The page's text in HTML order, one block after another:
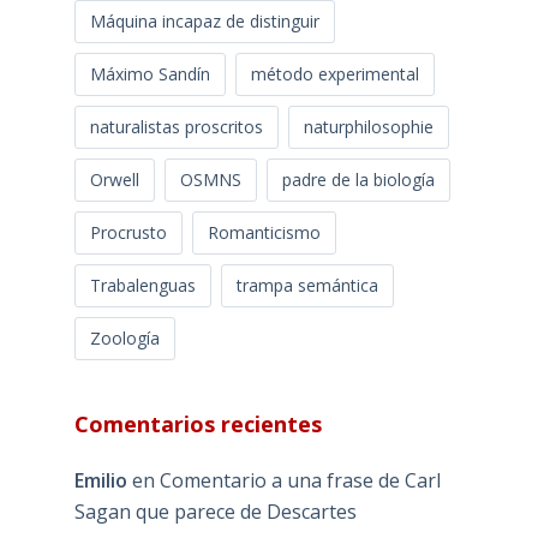
Máquina incapaz de distinguir
Máximo Sandín método experimental
naturalistas proscritos naturphilosophie
Orwell OSMNS padre de la biología
Procrusto Romanticismo
Trabalenguas trampa semántica
Zoología
Comentarios recientes
Emilio en Comentario a una frase de Carl
Sagan que parece de Descartes